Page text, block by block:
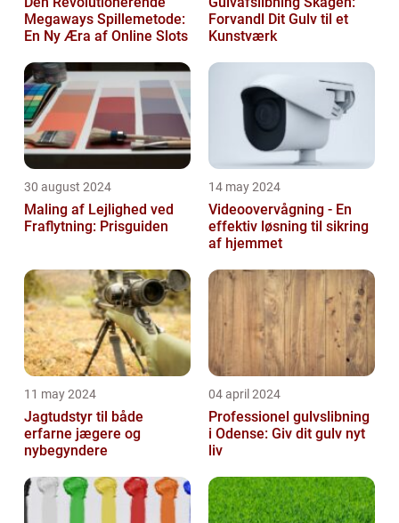
Megaways Spillemetode:
En Ny Æra af Online Slots
Forvandl Dit Gulv til et
Kunstværk
30 august 2024
Maling af Lejlighed ved
Fraflytning: Prisguiden
14 may 2024
Videoovervågning - En
effektiv løsning til sikring
af hjemmet
11 may 2024
Jagtudstyr til både
erfarne jægere og
nybegyndere
04 april 2024
Professionel gulvslibning
i Odense: Giv dit gulv nyt
liv